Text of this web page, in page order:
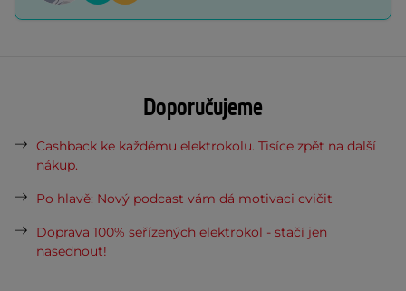
Doporučujeme
Cashback ke každému elektrokolu. Tisíce zpět na další
nákup.
Po hlavě: Nový podcast vám dá motivaci cvičit
Doprava 100% seřízených elektrokol - stačí jen
nasednout!